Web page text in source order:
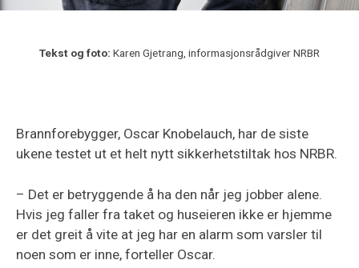
Tekst og foto: Karen Gjetrang, informasjonsrådgiver NRBR
Brannforebygger, Oscar Knobelauch, har de siste
ukene testet ut et helt nytt sikkerhetstiltak hos NRBR.
– Det er betryggende å ha den når jeg jobber alene.
Hvis jeg faller fra taket og huseieren ikke er hjemme
er det greit å vite at jeg har en alarm som varsler til
noen som er inne, forteller Oscar.